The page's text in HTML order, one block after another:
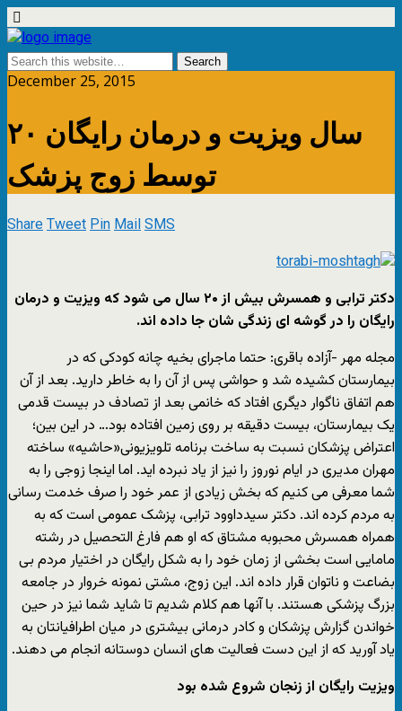
December 25, 2015
۲۰ سال ویزیت و درمان رایگان
توسط زوج پزشک
ShareTweetPinMailSMS
دکتر ترابی و همسرش بیش از ۲۰ سال می شود که ویزیت و درمان
رایگان را در گوشه ای زندگی شان جا داده اند.
مجله مهر -آزاده باقری: حتما ماجرای بخیه چانه کودکی که در
بیمارستان کشیده شد و حواشی پس از آن را به خاطر دارید. بعد از آن
هم اتفاق ناگوار دیگری افتاد که خانمی بعد از تصادف در بیست قدمی
یک بیمارستان، بیست دقیقه بر روی زمین افتاده بود… در این بین؛
اعتراض پزشکان نسبت به ساخت برنامه تلویزیونی«حاشیه» ساخته
مهران مدیری در ایام نوروز را نیز از یاد نبرده اید. اما اینجا زوجی را به
شما معرفی می کنیم که بخش زیادی از عمر خود را صرف خدمت رسانی
به مردم کرده اند. دکتر سیدداوود ترابی، پزشک عمومی است که به
همراه همسرش محبوبه مشتاق که او هم فارغ التحصیل در رشته
مامایی است بخشی از زمان خود را به شکل رایگان در اختیار مردم بی
بضاعت و ناتوان قرار داده اند. این زوج، مشتی نمونه خروار در جامعه
بزرگ پزشکی هستند. با آنها هم کلام شدیم تا شاید شما نیز در حین
خواندن گزارش پزشکان و کادر درمانی بیشتری در میان اطرافیانتان به
یاد آورید که از این دست فعالیت های انسان دوستانه انجام می دهند.
ویزیت رایگان از زنجان شروع شده بود